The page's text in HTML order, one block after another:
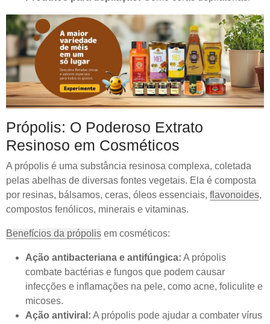
Própolis: O Poderoso Extrato
Resinoso em Cosméticos
A própolis é uma substância resinosa complexa, coletada
pelas abelhas de diversas fontes vegetais. Ela é composta
por resinas, bálsamos, ceras, óleos essenciais, flavonoides,
compostos fenólicos, minerais e vitaminas.
Benefícios da própolis em cosméticos:
Ação antibacteriana e antifúngica: A própolis
combate bactérias e fungos que podem causar
infecções e inflamações na pele, como acne, foliculite e
micoses.
Ação antiviral: A própolis pode ajudar a combater vírus